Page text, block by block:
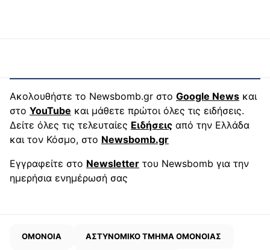
Ακολουθήστε το Newsbomb.gr στο Google News και
στο YouTube και μάθετε πρώτοι όλες τις ειδήσεις.
Δείτε όλες τις τελευταίες Ειδήσεις από την Ελλάδα
και τον Κόσμο, στο Newsbomb.gr
Εγγραφείτε στο Newsletter του Newsbomb για την
ημερήσια ενημέρωσή σας
ΟΜΟΝΟΙΑ ΑΣΤΥΝΟΜΙΚΟ ΤΜΗΜΑ ΟΜΟΝΟΙΑΣ